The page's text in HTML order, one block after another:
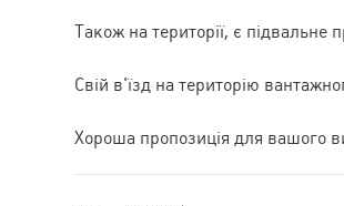
Також на території, є
Свій в'їзд на територію
Хороша пропозиція для вашого